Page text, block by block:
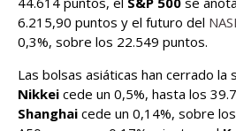
6.215,90 puntos y el futuro del
0,3%, sobre los 22.549 puntos.
Las bolsas asiáticas han cerrado la
Nikkei cede un 0,5%, hasta los
Shanghai cede un 0,14%, sobre